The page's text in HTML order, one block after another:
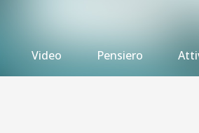
Video Pensiero